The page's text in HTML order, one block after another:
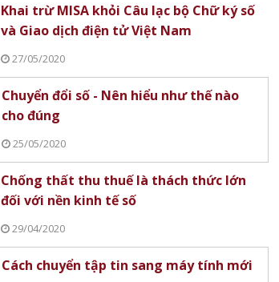
Khai trừ MISA khỏi Câu lạc bộ Chữ ký số
và Giao dịch điện tử Việt Nam
27/05/2020
Chuyển đổi số - Nên hiểu như thế nào
cho đúng
25/05/2020
Chống thất thu thuế là thách thức lớn
đối với nền kinh tế số
29/04/2020
Cách chuyển tập tin sang máy tính mới